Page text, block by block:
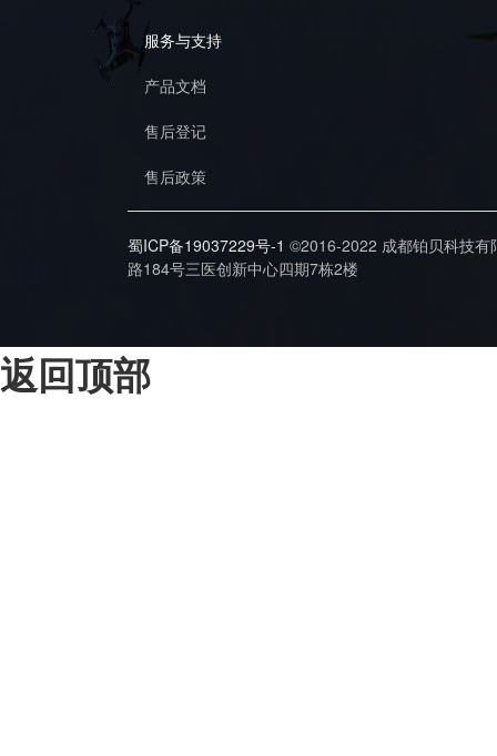
服务与支持
产品文档
售后登记
售后政策
蜀ICP备19037229号-1 ©2016-2022 成都铂贝科技
路184号三医创新中心四期7栋2楼
返回顶部